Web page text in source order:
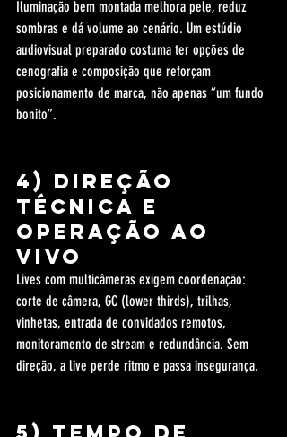
Iluminação bem montada melhora pele, reduz
sombras e dá volume ao cenário. Um estúdio
audiovisual preparado costuma ter opções de
cenografia e composição que reforçam
posicionamento de marca, não apenas “um fundo
bonito”.
4) Direção
técnica e
operação ao
vivo
Lives com multicâmeras exigem coordenação:
corte de câmera, GC (lower thirds), trilhas,
vinhetas, entrada de convidados remotos,
monitoramento de stream e redundância. Sem
direção, a live perde ritmo e passa insegurança.